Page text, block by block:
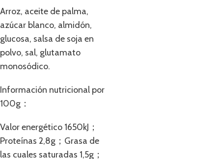
Arroz, aceite de palma,
azúcar blanco, almidón,
glucosa, salsa de soja en
polvo, sal, glutamato
monosódico.
Información nutricional por
100g：
Valor energético 1650kJ；
Proteínas 2,8g；Grasa de
las cuales saturadas 1,5g；